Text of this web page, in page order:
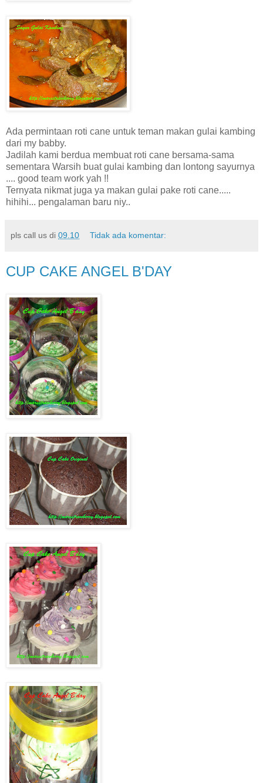
Ada permintaan roti cane untuk teman makan gulai kambing
dari my babby.
Jadilah kami berdua membuat roti cane bersama-sama
sementara Warsih buat gulai kambing dan lontong sayurnya
.... good team work yah !!
Ternyata nikmat juga ya makan gulai pake roti cane.....
hihihi... pengalaman baru niy..
pls call us di 09.10 Tidak ada komentar:
CUP CAKE ANGEL B'DAY